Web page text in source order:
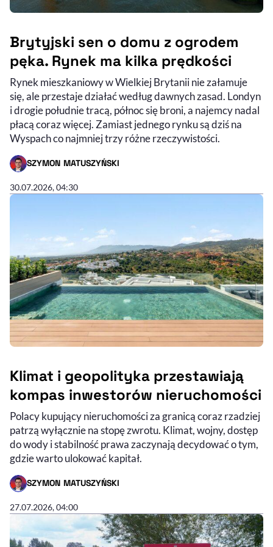
Brytyjski sen o domu z ogrodem
pęka. Rynek ma kilka prędkości
Rynek mieszkaniowy w Wielkiej Brytanii nie załamuje
się, ale przestaje działać według dawnych zasad. Londyn
i drogie południe tracą, północ się broni, a najemcy nadal
płacą coraz więcej. Zamiast jednego rynku są dziś na
Wyspach co najmniej trzy różne rzeczywistości.
SZYMON MATUSZYŃSKI
- AUTOR ARTYKUŁU - PROFIL
30.07.2026, 04:30
Klimat i geopolityka przestawiają
kompas inwestorów nieruchomości
Polacy kupujący nieruchomości za granicą coraz rzadziej
patrzą wyłącznie na stopę zwrotu. Klimat, wojny, dostęp
do wody i stabilność prawa zaczynają decydować o tym,
gdzie warto ulokować kapitał.
SZYMON MATUSZYŃSKI
- AUTOR ARTYKUŁU - PROFIL
27.07.2026, 04:00